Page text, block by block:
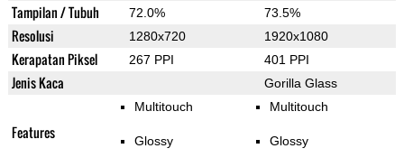
Tampilan / Tubuh 72.0% 73.5%
Resolusi 1280x720 1920x1080
Kerapatan Piksel 267 PPI 401 PPI
Jenis Kaca Gorilla Glass
Features
Multitouch
Glossy
Multitouch
Glossy